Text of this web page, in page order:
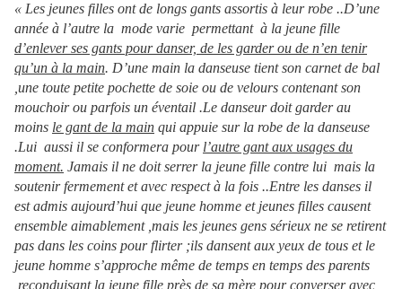
« Les jeunes filles ont de longs gants assortis à leur robe ..D’une
année à l’autre la mode varie permettant à la jeune fille
d’enlever ses gants pour danser, de les garder ou de n’en tenir
qu’un à la main. D’une main la danseuse tient son carnet de bal
,une toute petite pochette de soie ou de velours contenant son
mouchoir ou parfois un éventail .Le danseur doit garder au
moins le gant de la main qui appuie sur la robe de la danseuse
.Lui aussi il se conformera pour l’autre gant aux usages du
moment. Jamais il ne doit serrer la jeune fille contre lui mais la
soutenir fermement et avec respect à la fois ..Entre les danses il
est admis aujourd’hui que jeune homme et jeunes filles causent
ensemble aimablement ,mais les jeunes gens sérieux ne se retirent
pas dans les coins pour flirter ;ils dansent aux yeux de tous et le
jeune homme s’approche même de temps en temps des parents
,reconduisant la jeune fille près de sa mère pour converser avec